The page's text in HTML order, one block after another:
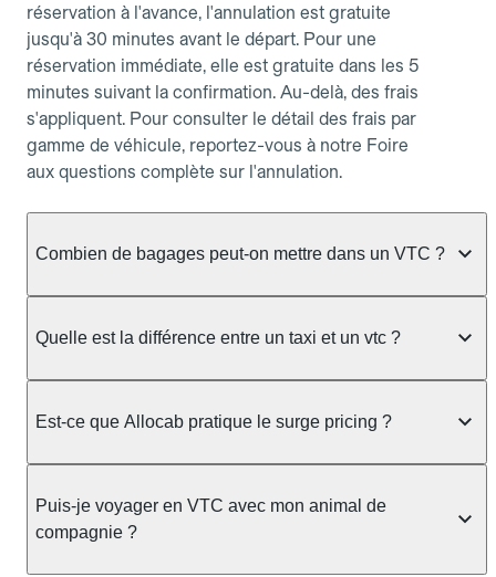
réservation à l'avance, l'annulation est gratuite
jusqu'à 30 minutes avant le départ. Pour une
réservation immédiate, elle est gratuite dans les 5
minutes suivant la confirmation. Au-delà, des frais
s'appliquent. Pour consulter le détail des frais par
gamme de véhicule, reportez-vous à notre Foire
aux questions complète sur l'annulation.
Combien de bagages peut-on mettre dans un VTC ?
réservée :
Berline, Green, Berline Affaires, VAO : jusqu'à 3
Moto-taxi : jusqu'à 2 bagages cabine TPMR : 1
bagage
Le prix de la course ne change pas selon le
nombre de bagages. Si vous avez des bagages
Quelle est la différence entre un taxi et un vtc ?
dans la rue ou à une station, avec un tarif calculé au
réservation préalable et propose un prix fixe connu
à l'avance, sans mauvaise surprise ni frais cachés.
Chez Allocab, tous les chauffeurs sont des
Est-ce que Allocab pratique le surge pricing ?
prix de votre course est calculé et affiché avant la
validation de la réservation, puis fixé définitivement.
Puis-je voyager en VTC avec mon animal de
compagnie ?